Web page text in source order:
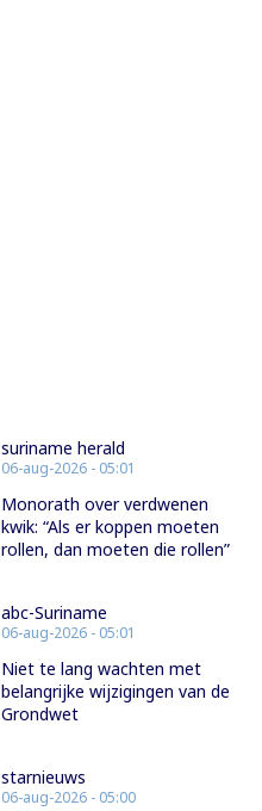
suriname herald
06-aug-2026 - 05:01
Monorath over verdwenen
kwik: “Als er koppen moeten
rollen, dan moeten die rollen”
abc-Suriname
06-aug-2026 - 05:01
Niet te lang wachten met
belangrijke wijzigingen van de
Grondwet
starnieuws
06-aug-2026 - 05:00